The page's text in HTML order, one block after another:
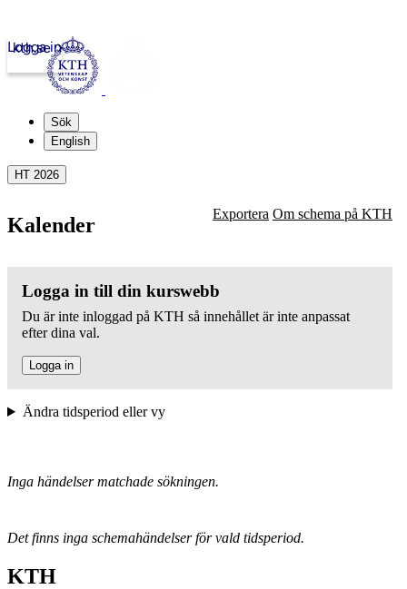
kth.se
Logga in
Sök
English
HT 2026
Kalender Exportera Om schema på KTH
Logga in till din kurswebb
Du är inte inloggad på KTH så innehållet är inte anpassat
efter dina val.
Logga in
Ändra tidsperiod eller vy
Inga händelser matchade sökningen.
Det finns inga schemahändelser för vald tidsperiod.
KTH